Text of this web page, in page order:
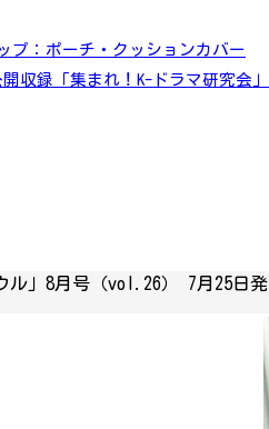
プ：ポーチ・クッションカバー
収録「集まれ！K-ドラマ研究会」
ル」8月号（vol.26） 7月25日発